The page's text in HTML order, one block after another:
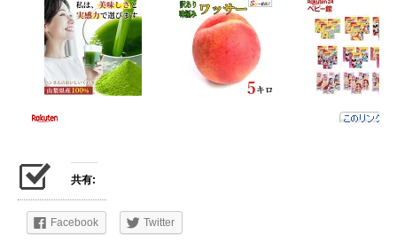
共有:
Facebook Twitter